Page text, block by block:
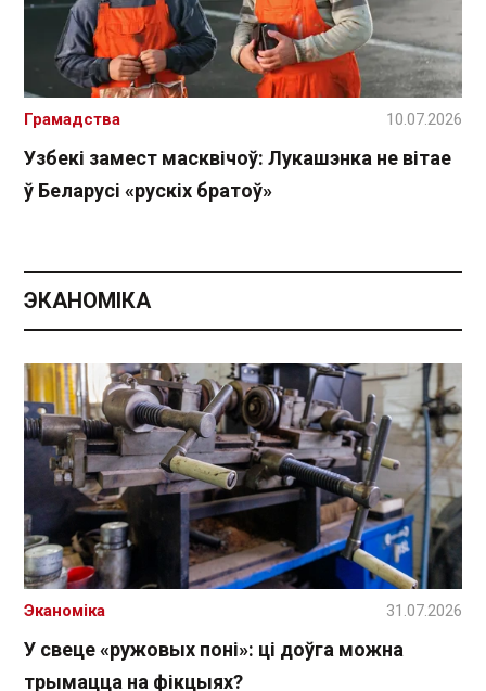
Узбекі замест масквічоў: Лукашэнка не вітае
ў Беларусі «рускіх братоў»
Грамадства 10.07.2026
ЭКАНОМІКА
У свеце «ружовых поні»: ці доўга можна
трымацца на фікцыях?
Эканоміка 31.07.2026